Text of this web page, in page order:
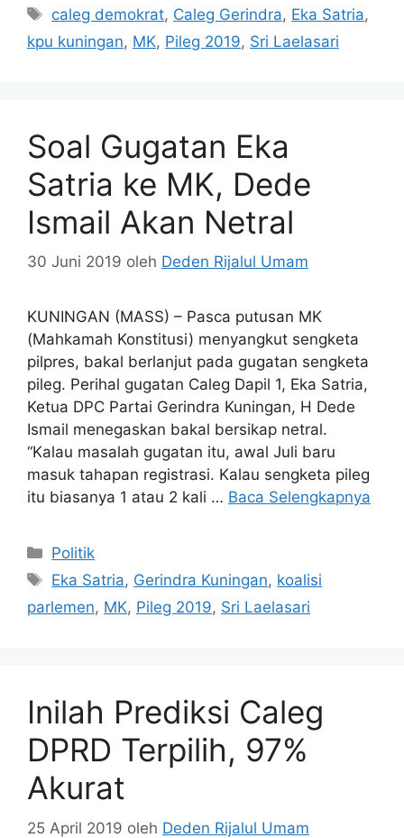
Tag
caleg demokrat, Caleg Gerindra, Eka Satria,
kpu kuningan, MK, Pileg 2019, Sri Laelasari
Soal Gugatan Eka
Satria ke MK, Dede
Ismail Akan Netral
30 Juni 2019 oleh Deden Rijalul Umam
KUNINGAN (MASS) – Pasca putusan MK
(Mahkamah Konstitusi) menyangkut sengketa
pilpres, bakal berlanjut pada gugatan sengketa
pileg. Perihal gugatan Caleg Dapil 1, Eka Satria,
Ketua DPC Partai Gerindra Kuningan, H Dede
Ismail menegaskan bakal bersikap netral.
“Kalau masalah gugatan itu, awal Juli baru
masuk tahapan registrasi. Kalau sengketa pileg
itu biasanya 1 atau 2 kali … Baca Selengkapnya
Kategori
Politik
Tag
Eka Satria, Gerindra Kuningan, koalisi
parlemen, MK, Pileg 2019, Sri Laelasari
Inilah Prediksi Caleg
DPRD Terpilih, 97%
Akurat
25 April 2019 oleh Deden Rijalul Umam